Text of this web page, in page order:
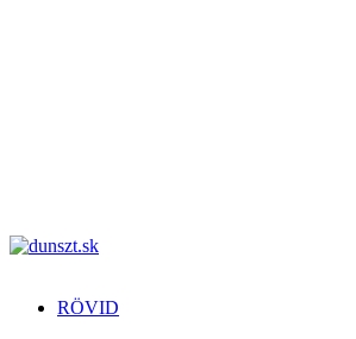
RÖVID